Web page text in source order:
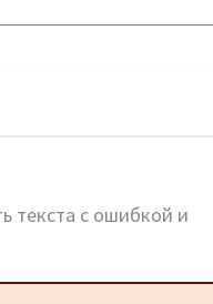
текста с ошибкой и